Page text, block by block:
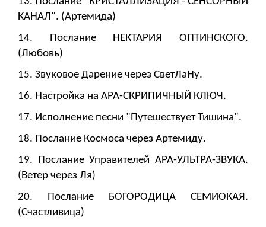
КАНАЛ". (Артемида)
14. Послание НЕКТАРИЯ ОПТИНСКОГО.
(Любовь)
15. Звуковое Дарение через СветЛаНу.
16. Настройка на АРА-СКРИПИЧНЫЙ КЛЮЧ.
17. Исполнение песни "Путешествует Тишина".
18. Послание Космоса через Артемиду.
19. Послание Управителей АРА-УЛЬТРА-ЗВУКА.
(Ветер через Ля)
20. Послание БОГОРОДИЦА СЕМИОКАЯ.
(Счастливица)